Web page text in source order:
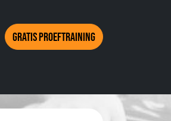
Gratis proeftraining